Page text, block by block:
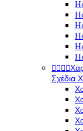

Σχέδια